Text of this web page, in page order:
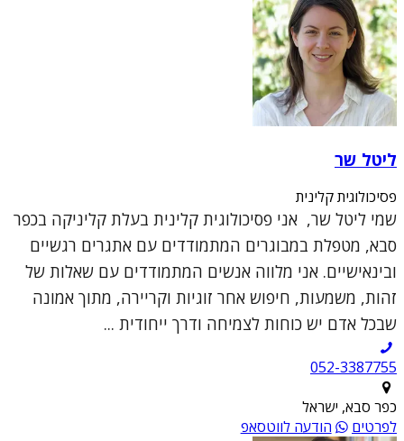
ליטל שר
פסיכולוגית קלינית
שמי ליטל שר, אני פסיכולוגית קלינית בעלת קליניקה בכפר
סבא, מטפלת במבוגרים המתמודדים עם אתגרים רגשיים
ובינאישיים. אני מלווה אנשים המתמודדים עם שאלות של
זהות, משמעות, חיפוש אחר זוגיות וקריירה, מתוך אמונה
שבכל אדם יש כוחות לצמיחה ודרך ייחודית ...
052-3387755
כפר סבא, ישראל
לפרטים
הודעה לווטסאפ